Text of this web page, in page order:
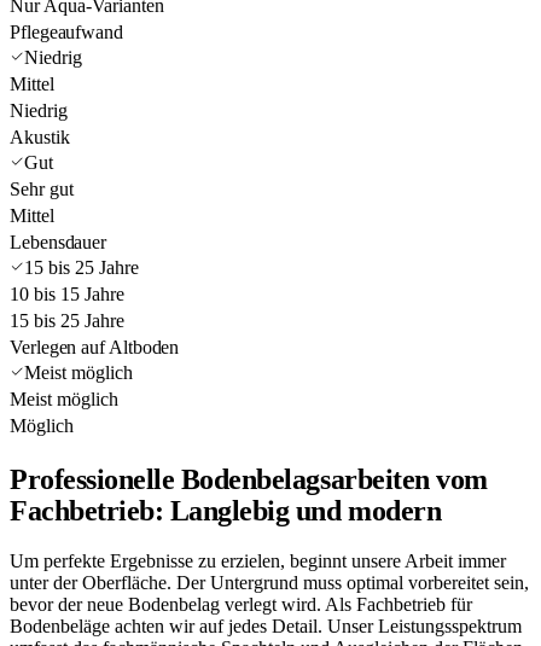
Nur Aqua-Varianten
Pflegeaufwand
Niedrig
Mittel
Niedrig
Akustik
Gut
Sehr gut
Mittel
Lebensdauer
15 bis 25 Jahre
10 bis 15 Jahre
15 bis 25 Jahre
Verlegen auf Altboden
Meist möglich
Meist möglich
Möglich
Professionelle Bodenbelagsarbeiten vom
Fachbetrieb: Langlebig und modern
Um perfekte Ergebnisse zu erzielen, beginnt unsere Arbeit immer
unter der Oberfläche. Der Untergrund muss optimal vorbereitet sein,
bevor der neue Bodenbelag verlegt wird. Als Fachbetrieb für
Bodenbeläge achten wir auf jedes Detail. Unser Leistungsspektrum